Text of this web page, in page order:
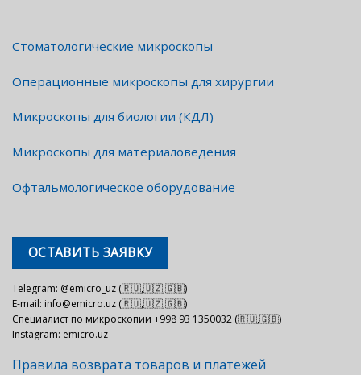
Стоматологические микроскопы
Операционные микроскопы для хирургии
Микроскопы для биологии (КДЛ)
Микроскопы для материаловедения
Офтальмологическое оборудование
ОСТАВИТЬ ЗАЯВКУ
Telegram: @emicro_uz (🇷🇺,🇺🇿,🇬🇧)
E-mail: info@emicro.uz (🇷🇺,🇺🇿,🇬🇧)
Специалист по микроскопии +998 93 1350032 (🇷🇺,🇬🇧)
Instagram: emicro.uz
Правила возврата товаров и платежей